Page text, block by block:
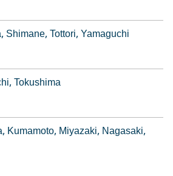
Shimane Tottori Yamaguchi
Tokushima
Kumamoto Miyazaki Nagasaki